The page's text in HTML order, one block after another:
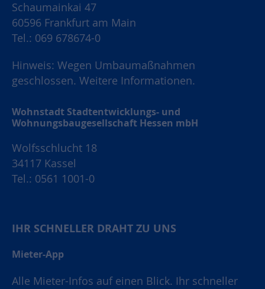
Schaumainkai 47
60596 Frankfurt am Main
Tel.: 069 678674-0
Hinweis: Wegen Umbaumaßnahmen
geschlossen. Weitere Informationen.
Wohnstadt Stadtentwicklungs- und
Wohnungsbaugesellschaft Hessen mbH
Wolfsschlucht 18
34117 Kassel
Tel.: 0561 1001-0
IHR SCHNELLER DRAHT ZU UNS
Mieter-App
Alle Mieter-Infos auf einen Blick. Ihr schneller